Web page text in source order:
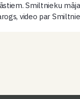
Smiltnieku
video par